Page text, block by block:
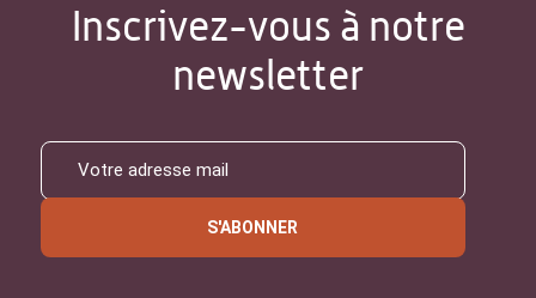
Inscrivez-vous à notre
newsletter
S'ABONNER